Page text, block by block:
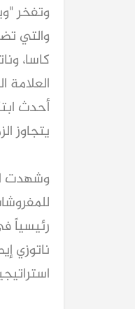
وتفخر
والتي
كاسا،
العلامة
أحدث
يتجاوز
وشهدت
رئيسياً